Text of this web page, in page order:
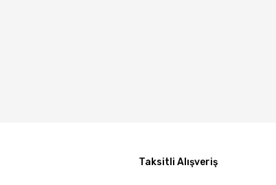
Taksitli Alışveriş